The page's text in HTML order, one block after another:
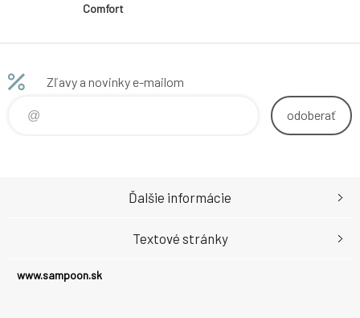
Comfort
papírové
Zľavy a novinky e-mailom
odoberať
www.sampoon.sk
Ďalšie informácie
Textové stránky